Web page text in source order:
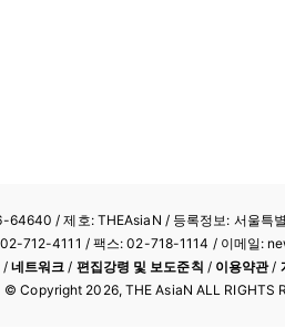
64640 / 제호: THEAsiaN / 등록정보: 서울특
02-712-4111 / 팩스: 02-718-1114 / 이메일:
/ 네트워크 / 편집강령 및 보도준칙 / 이용약관/
© Copyright 2026, THE AsiaN ALL RIGHTS